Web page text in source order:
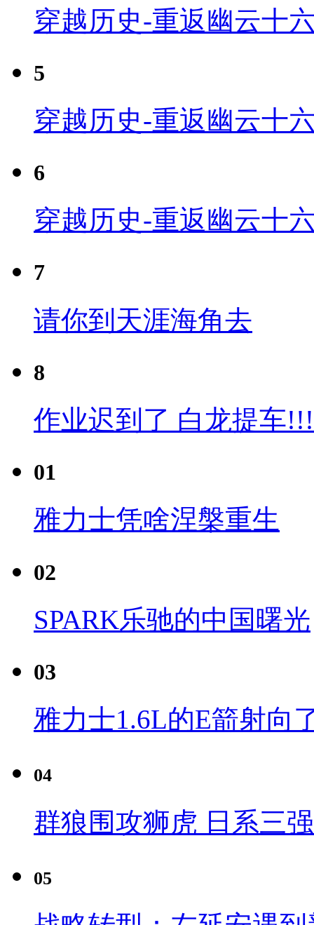
穿越历史-重返幽云十
5
穿越历史-重返幽云十
6
穿越历史-重返幽云十
7
请你到天涯海角去
8
作业迟到了 白龙提车
01
雅力士凭啥涅槃重生
02
SPARK乐驰的中国曙光
03
雅力士1.6L的E箭射向
04
群狼围攻狮虎 日系三
05